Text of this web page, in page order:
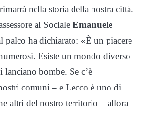
nella storia della nostra città.
al Sociale Emanuele
palco ha dichiarato: «È un piacere
Esiste un mondo diverso
bombe. Se c’è
comuni – e Lecco è uno di
altri del nostro territorio – allora